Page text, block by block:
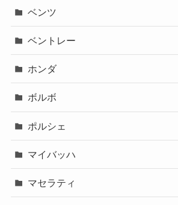
ベンツ
ベントレー
ホンダ
ボルボ
ポルシェ
マイバッハ
マセラティ